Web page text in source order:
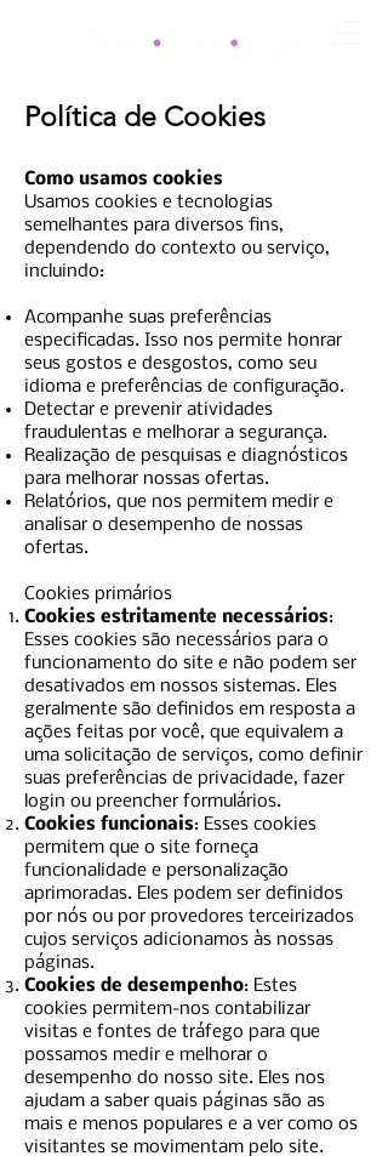
Política de Cookies
Como usamos cookies
Usamos cookies e tecnologias
semelhantes para diversos fins,
dependendo do contexto ou serviço,
incluindo:
Acompanhe suas preferências
especificadas. Isso nos permite honrar
seus gostos e desgostos, como seu
idioma e preferências de configuração.
Detectar e prevenir atividades
fraudulentas e melhorar a segurança.
Realização de pesquisas e diagnósticos
para melhorar nossas ofertas.
Relatórios, que nos permitem medir e
analisar o desempenho de nossas
ofertas.
Cookies primários
Cookies estritamente necessários:
Esses cookies são necessários para o
funcionamento do site e não podem ser
desativados em nossos sistemas. Eles
geralmente são definidos em resposta a
ações feitas por você, que equivalem a
uma solicitação de serviços, como definir
suas preferências de privacidade, fazer
login ou preencher formulários.
Cookies funcionais: Esses cookies
permitem que o site forneça
funcionalidade e personalização
aprimoradas. Eles podem ser definidos
por nós ou por provedores terceirizados
cujos serviços adicionamos às nossas
páginas.
Cookies de desempenho: Estes
cookies permitem-nos contabilizar
visitas e fontes de tráfego para que
possamos medir e melhorar o
desempenho do nosso site. Eles nos
ajudam a saber quais páginas são as
mais e menos populares e a ver como os
visitantes se movimentam pelo site.